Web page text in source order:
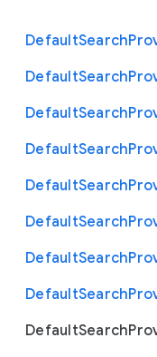
DefaultSearch
DefaultSearch
DefaultSearch
DefaultSearch
DefaultSearch
DefaultSearch
DefaultSearch
DefaultSearch
DefaultSearch